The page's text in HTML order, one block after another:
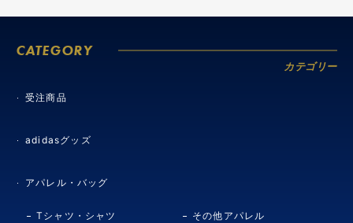
CATEGORY
カテゴリー
受注商品
adidasグッズ
アパレル・バッグ
Tシャツ・シャツ その他アパレル